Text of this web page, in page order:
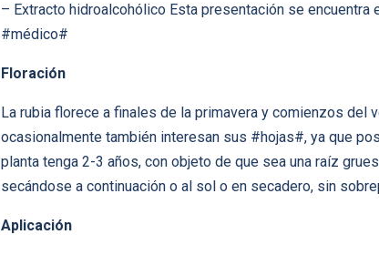
– Extracto hidroalcohólico Esta presentación se
#médico#
Floración
La rubia florece a finales de la primavera y comienzos
ocasionalmente también interesan sus #hojas#, ya que
planta tenga 2-3 años, con objeto de que sea una raíz
secándose a continuación o al sol o en secadero, sin
Aplicación